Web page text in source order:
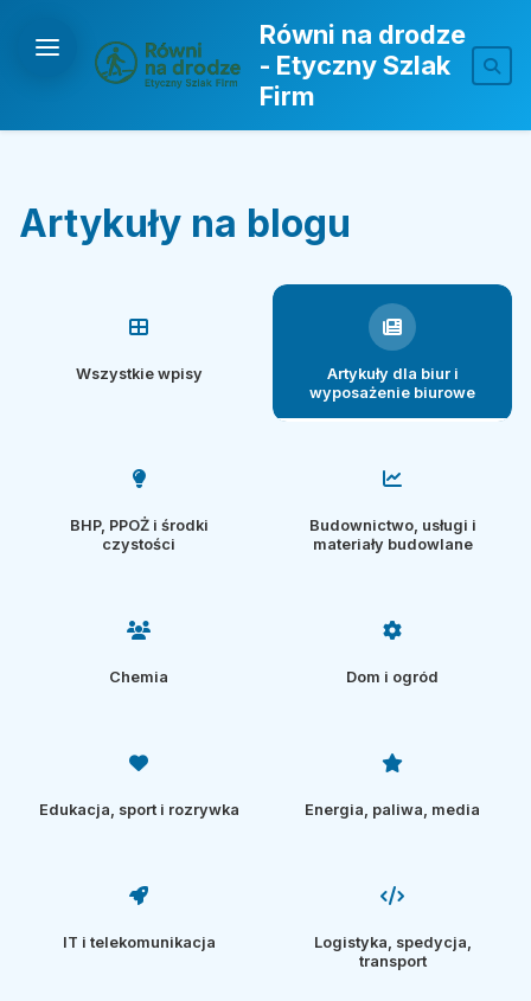
Równi na drodze
- Etyczny Szlak
Firm
Artykuły na blogu
Wszystkie wpisy
Artykuły dla biur i
wyposażenie biurowe
BHP, PPOŻ i środki
czystości
Budownictwo, usługi i
materiały budowlane
Chemia Dom i ogród
Edukacja, sport i rozrywka Energia, paliwa, media
IT i telekomunikacja
Logistyka, spedycja,
transport